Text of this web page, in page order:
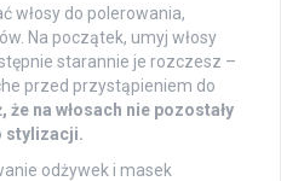
włosy do polerowania,
Na początek, umyj włosy
starannie je rozczesz –
przed przystąpieniem do
że na włosach nie pozostały
stylizacji.
odżywek i masek